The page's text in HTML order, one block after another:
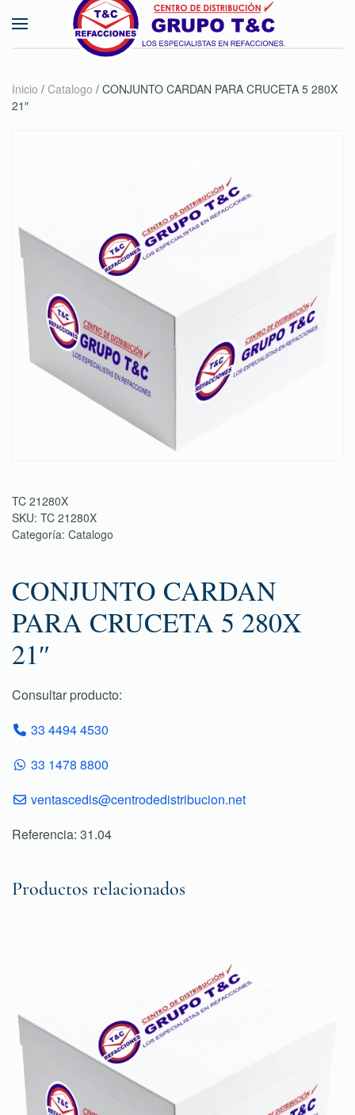
Skip to main content
Inicio / Catalogo / CONJUNTO CARDAN PARA CRUCETA 5 280X
21″
TC 21280X
SKU: TC 21280X
Categoría: Catalogo
CONJUNTO CARDAN
PARA CRUCETA 5 280X
21″
Consultar producto:
33 4494 4530
33 1478 8800
ventascedis@centrodedistribucion.net
Referencia: 31.04
Productos relacionados